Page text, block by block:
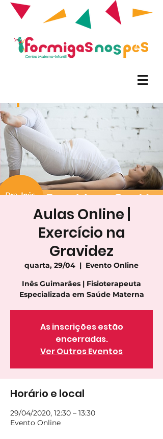
Aulas Online |
Exercício na
Gravidez
quarta, 29/04
  |
Evento Online
Inês Guimarães | Fisioterapeuta
Especializada em Saúde Materna
As inscrições estão
encerradas.
Ver Outros Eventos
Horário e local
29/04/2020, 12:30 – 13:30
Evento Online